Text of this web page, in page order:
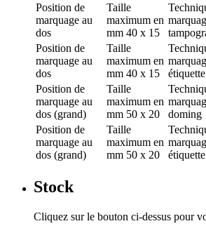
Position de
marquage au
dos
Taille
maximum en
mm 40 x 15
Position de
marquage au
dos
Taille
maximum en
mm 40 x 15
étiquette
Position de
marquage au
dos (grand)
Taille
maximum en
mm 50 x 20
doming
Position de
marquage au
dos (grand)
Taille
maximum en
mm 50 x 20
étiquette
Stock
Cliquez sur le bouton ci-dessus pour